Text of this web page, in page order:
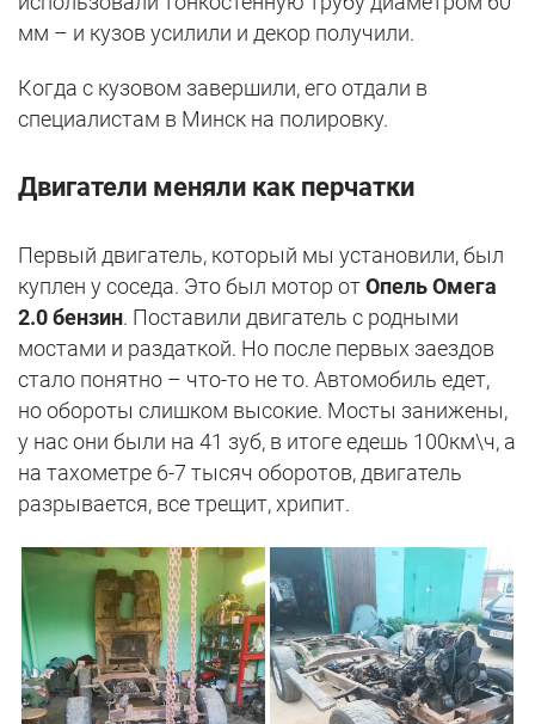
мм – и кузов усилили и декор получили.
Когда с кузовом завершили, его отдали в
специалистам в Минск на полировку.
Двигатели меняли как перчатки
Первый двигатель, который мы установили, был
куплен у соседа. Это был мотор отОпель Омега
2.0 бензин. Поставили двигатель с родными
мостами и раздаткой. Но после первых заездов
стало понятно – что-то не то. Автомобиль едет,
но обороты слишком высокие. Мосты занижены,
у нас они были на 41 зуб, в итоге едешь 100км\ч, а
на тахометре 6-7 тысяч оборотов, двигатель
разрывается, все трещит, хрипит.